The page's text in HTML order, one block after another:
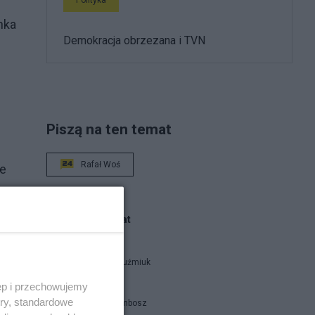
Demokracja obrzezana i TVN
Piszą na ten temat
Rafał Woś
Blogi na ten temat
Zbigniew Kuźmiuk
Piotr Strzembosz
i przechowujemy
standardowe